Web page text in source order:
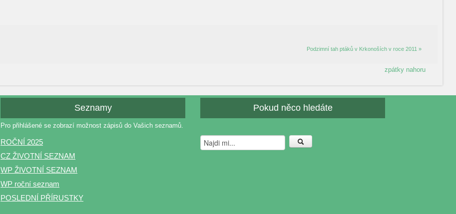
Podzimní tah ptáků v Krkonoších v roce 2011 »
zpátky nahoru
Seznamy
Pro přihlášené se zobrazí možnost zápisů do Vašich seznamů.
ROČNÍ 2025
CZ ŽIVOTNÍ SEZNAM
WP ŽIVOTNÍ SEZNAM
WP roční seznam
POSLEDNÍ PŘÍRUSTKY
Pokud něco hledáte